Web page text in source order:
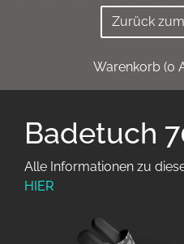
Zurück
Warenkorb (0
Badetuch
Alle Informationen zu
HIER